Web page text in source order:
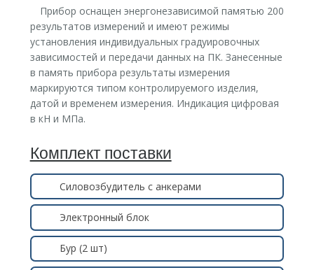
Прибор оснащен энергонезависимой памятью 200
результатов измерений и имеют режимы
установления индивидуальных градуировочных
зависимостей и передачи данных на ПК. Занесенные
в память прибора результаты измерения
маркируются типом контролируемого изделия,
датой и временем измерения. Индикация цифровая
в кН и МПа.
Комплект поставки
Силовозбудитель с анкерами
Электронный блок
Бур (2 шт)